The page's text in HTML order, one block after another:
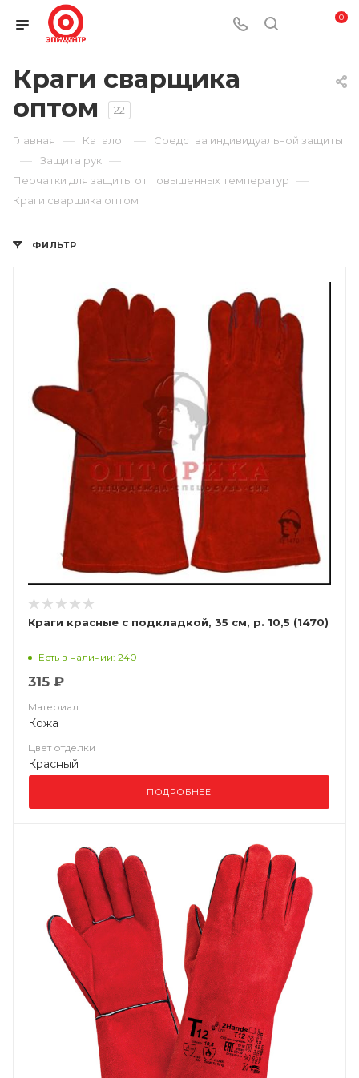
0
Краги сварщика
оптом
22
Главная — Каталог — Средства индивидуальной защиты
— Защита рук —
Перчатки для защиты от повышенных температур —
Краги сварщика оптом
ФИЛЬТР
Краги красные с подкладкой, 35 см, р. 10,5 (1470)
Есть в наличии: 240
315 ₽
Материал
Кожа
Цвет отделки
Красный
ПОДРОБНЕЕ